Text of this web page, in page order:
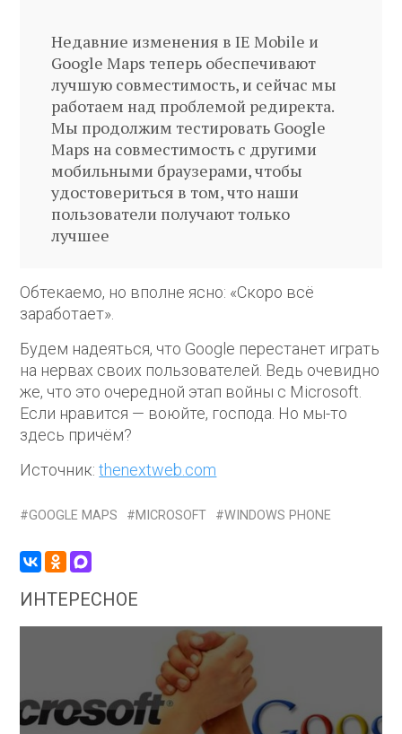
Недавние изменения в IE Mobile и
Google Maps теперь обеспечивают
лучшую совместимость, и сейчас мы
работаем над проблемой редиректа.
Мы продолжим тестировать Google
Maps на совместимость с другими
мобильными браузерами, чтобы
удостовериться в том, что наши
пользователи получают только
лучшее
Обтекаемо, но вполне ясно: «Скоро всё
заработает».
Будем надеяться, что Google перестанет играть
на нервах своих пользователей. Ведь очевидно
же, что это очередной этап войны с Microsoft.
Если нравится — воюйте, господа. Но мы-то
здесь причём?
Источник:thenextweb.com
GOOGLE MAPS MICROSOFT WINDOWS PHONE
ИНТЕРЕСНОЕ